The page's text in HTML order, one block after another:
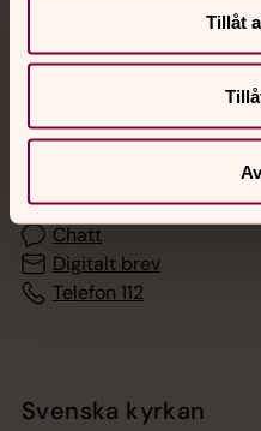
Tillåt
Jourhavande präst
Akut samtals- och
med en präst på kvällar och
Chatt
Digitalt brev
Telefon 112
Svenska kyrkan